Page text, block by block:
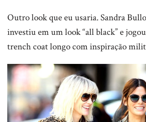
Outro look que eu usaria. Sandra
investiu em um look “all black” e
trench coat longo com inspiração